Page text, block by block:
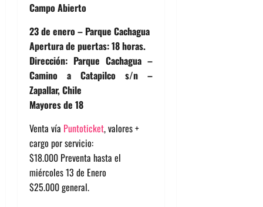
Campo Abierto
23 de enero – Parque Cachagua
Apertura de puertas: 18 horas.
Dirección: Parque Cachagua –
Camino a Catapilco s/n –
Zapallar, Chile
Mayores de 18
Venta vía Puntoticket, valores +
cargo por servicio:
$18.000 Preventa hasta el
miércoles 13 de Enero
$25.000 general.